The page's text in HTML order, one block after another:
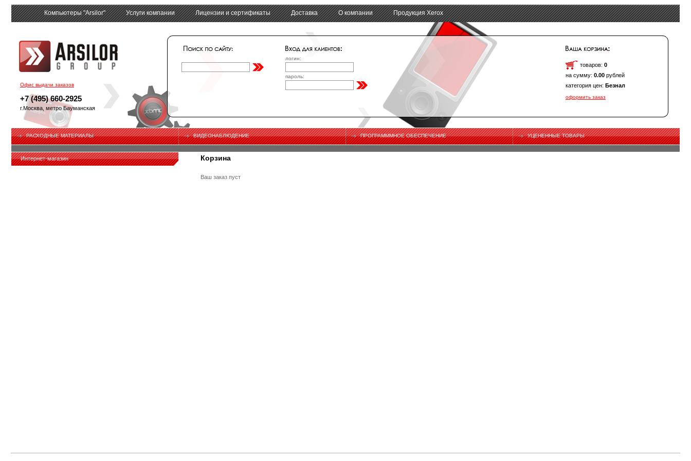
Офис выдачи заказов
+7 (495) 660-2925
г.Москва, метро Бауманская
Компьютеры "Arsilor" Услуги компании Лицензии и сертификаты Доставка О компании Продукция Xerox
логин:
пароль:
товаров: 0
на сумму: 0.00рублей
категория цен: Безнал
оформить заказ
РАСХОДНЫЕ МАТЕРИАЛЫ ВИДЕОНАБЛЮДЕНИЕ ПРОГРАМММНОЕ ОБЕСПЕЧЕНИЕ УЦЕНЕННЫЕ ТОВАРЫ
Интернет-магазин Корзина
Ваш заказ пуст